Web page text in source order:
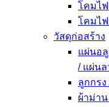
โคมไฟ
โคมไ
วัสดุก่อสร้าง
แผ่นอ
/ แผ่นล
ลูกกรง
ผ้าม่า